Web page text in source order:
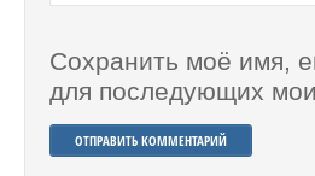
Сохранить моё имя,
для последующих